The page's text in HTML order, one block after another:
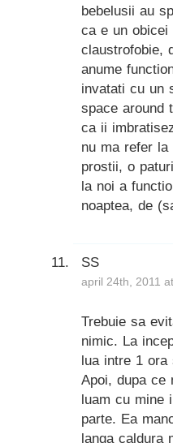
bebelusii au
ca e un obicei
claustrofobie,
anume
invatati cu un
space around
ca ii
nu ma refer
prostii, o
la noi a
noaptea, de
SS
april 24th, 2011
Trebuie sa
nimic. La
lua intre 1
Apoi, dupa ce
luam cu mine
parte. Ea
langa caldura